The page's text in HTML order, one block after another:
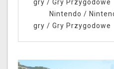
gry / Gry Przygodowe
Nintendo /
gry / Gry Przygodowe